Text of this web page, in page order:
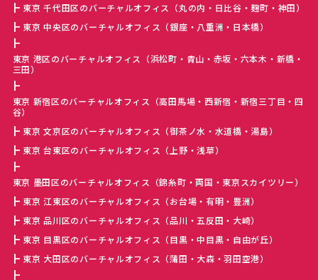
東京 千代田区のバーチャルオフィス（丸の内・日比谷・麹町・神田）
東京 中央区のバーチャルオフィス（銀座・八重洲・日本橋）
東京 港区のバーチャルオフィス（浜松町・青山・赤坂・六本木・新橋・
三田）
東京 新宿区のバーチャルオフィス（高田馬場・西新宿・新宿三丁目・四
谷）
東京 文京区のバーチャルオフィス（御茶ノ水・水道橋・湯島）
東京 台東区のバーチャルオフィス（上野・浅草）
東京 墨田区のバーチャルオフィス（錦糸町・両国・東京スカイツリー）
東京 江東区のバーチャルオフィス（お台場・有明・豊洲）
東京 品川区のバーチャルオフィス（品川・五反田・大崎）
東京 目黒区のバーチャルオフィス（目黒・中目黒・自由が丘）
東京 大田区のバーチャルオフィス（蒲田・大森・羽田空港）